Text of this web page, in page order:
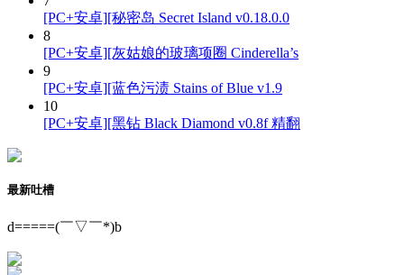
[PC+安卓][秘密岛 Secret Island v0.18.0.0
8
[PC+安卓][灰姑娘的玻璃项圈 Cinderella’s
9
[PC+安卓][蓝色污渍 Stains of Blue v1.9
10
[PC+安卓][黑钻 Black Diamond v0.8f 精翻
最新吐槽
d=====(￣▽￣*)b